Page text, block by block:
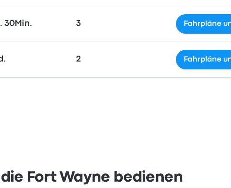
30Min. 3 Fahrpläne
2 Fahrpläne
Fort Wayne bedienen